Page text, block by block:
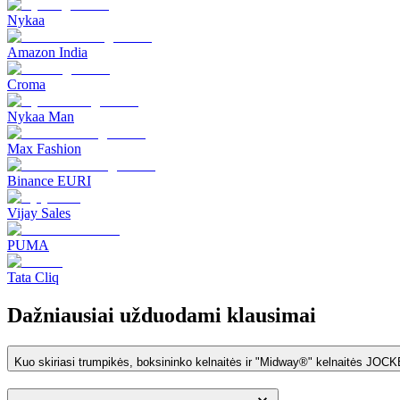
Nykaa
Amazon India
Croma
Nykaa Man
Max Fashion
Binance EURI
Vijay Sales
PUMA
Tata Cliq
Dažniausiai užduodami klausimai
Kuo skiriasi trumpikės, boksininko kelnaitės ir "Midway®" kelnaitės